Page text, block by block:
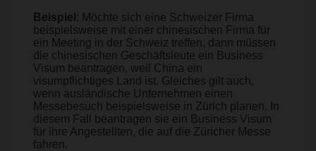
Beispiel : Möchte sich eine Schweizer Firma
beispielsweise mit einer chinesischen Firma für
ein Meeting in der Schweiz treffen, dann müssen
die chinesischen Geschäftsleute ein Business
Visum beantragen, weil China ein
visumpflichtiges Land ist. Gleiches gilt auch,
wenn ausländische Unternehmen einen
Messebesuch beispielsweise in Zürich planen. In
diesem Fall beantragen sie ein Business Visum
für ihre Angestellten, die auf die Züricher Messe
fahren.